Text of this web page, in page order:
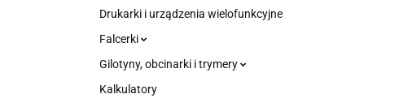
Drukarki i urządzenia wielofunkcyjne
Falcerki
Gilotyny, obcinarki i trymery
Kalkulatory